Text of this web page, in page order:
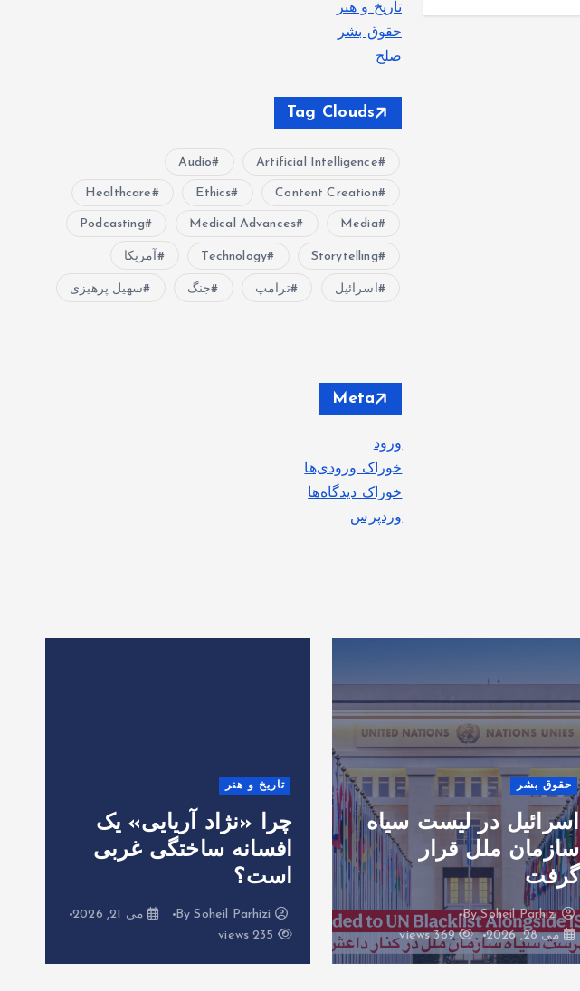
تاریخ و هنر
حقوق بشر
صلح
Tag Clouds
Artificial Intelligence
Audio
Content Creation
Ethics
Healthcare
Media
Medical Advances
Podcasting
Storytelling
Technology آمریکا
اسرائیل ترامپ جنگ سهیل پرهیزی
Meta
ورود
خوراک ورودی‌ها
خوراک دیدگاه‌ها
وردپرس
حقوق بشر
اسرائیل در لیست سیاه
سازمان ملل قرار
گرفت
By
Soheil Parhizi
می 28, 2026
369 views
تاریخ و هنر
چرا «نژاد آریایی» یک
افسانه ساختگی غربی
است؟
Soheil Parhizi
می 21, 2026